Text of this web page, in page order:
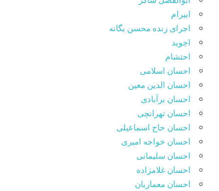
ابیرام
اجرای زنده محسن یگانه
اجوید
احتشام
احسان اسلامی
احسان الدین معین
احسان برآبادی
احسان تهرانچی
احسان حاج اسماعیلی
احسان خواجه امیری
احسان سلیمانی
احسان غلامزاده
احسان معماریان